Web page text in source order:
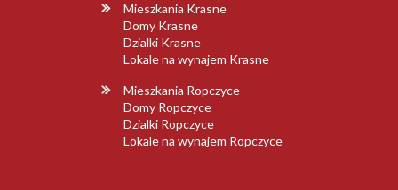
Mieszkania Krasne
Domy Krasne
Dzialki Krasne
Lokale na wynajem Krasne
Mieszkania Ropczyce
Domy Ropczyce
Dzialki Ropczyce
Lokale na wynajem Ropczyce